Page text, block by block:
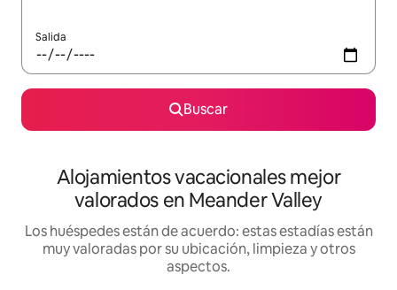
Salida
Buscar
Alojamientos vacacionales mejor
valorados en Meander Valley
Los huéspedes están de acuerdo: estas estadías están
muy valoradas por su ubicación, limpieza y otros
aspectos.